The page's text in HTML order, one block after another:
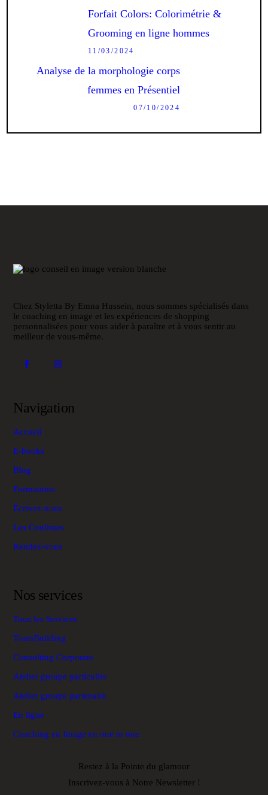
Previous
post:
Forfait Colors: Colorimétrie &
Grooming en ligne hommes
11/03/2024
Analyse de la morphologie corps
femmes en Présentiel
07/10/2024
Chez Styletta By Emna Hussein, nous sommes spécialisés dans
le coaching en image et les expériences de shopping
personnalisées pour vous aider à paraître et à vous sentir au
meilleur de vous-même.
Navigation
Accueil
E-books
Blog
Formations
Écrivez-nous
Les Coulisses
Rendez-vous
Nos services
Tous les Services
TeamBuilding
Consulting Corporate
Atelier groupe particulier
Atelier groupe partenaire
En ligne
Coaching en Image en one to one
Restez à la Pointe du glamour
Inscrivez-vous à Notre Newsletter !